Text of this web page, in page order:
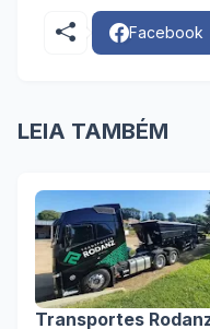
Facebook
LEIA TAMBÉM
Transportes